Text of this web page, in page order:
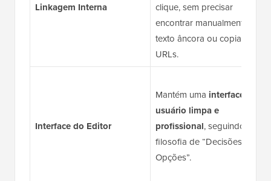
Linkagem Interna
clique, sem precisar
encontrar manualmente o
texto âncora ou copiar
URLs.
Interface do Editor
Mantém uma interface de
usuário limpa e
profissional, seguindo a
filosofia de “Decisões, não
Opções”.